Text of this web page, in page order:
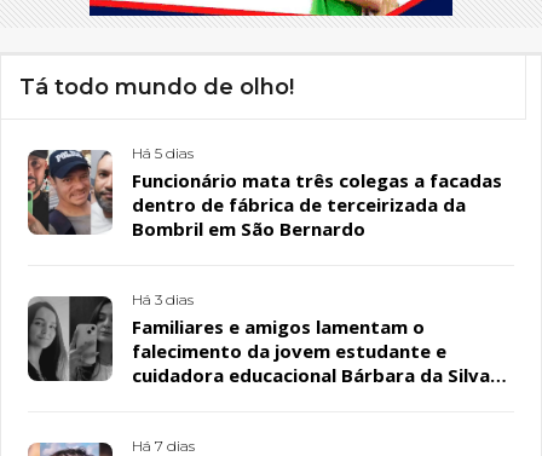
Tá todo mundo de olho!
Há 5 dias
Funcionário mata três colegas a facadas
dentro de fábrica de terceirizada da
Bombril em São Bernardo
Há 3 dias
Familiares e amigos lamentam o
falecimento da jovem estudante e
cuidadora educacional Bárbara da Silva
Há 7 dias